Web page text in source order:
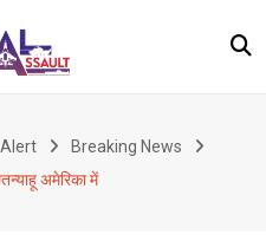
Alert
Breaking News
अमेरिका में